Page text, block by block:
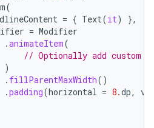
(
= { Text(it)
},
= Modifier
.animateItem(
// Optionally add custom
)
. fillParentMaxWidth()
.padding(horizontal = 8.dp,